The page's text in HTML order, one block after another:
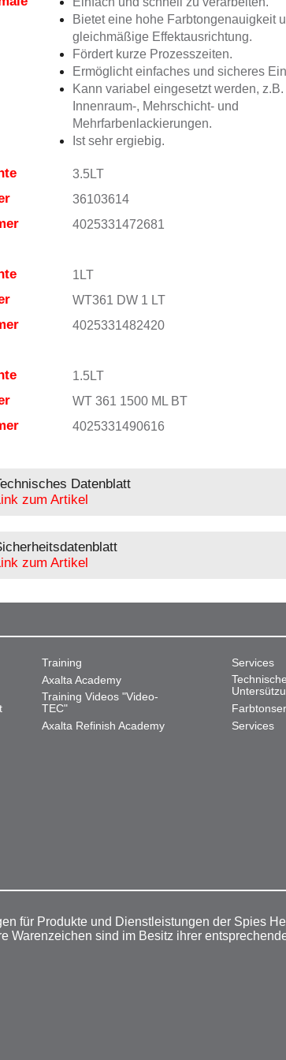
Bietet eine hohe Farbtongenauigkeit
gleichmäßige Effektausrichtung.
Fördert kurze Prozesszeiten.
Ermöglicht einfaches und sicheres
Kann variabel eingesetzt werden, z.B.
Innenraum-, Mehrschicht- und
Mehrfarbenlackierungen.
Ist sehr ergiebig.
3.5LT
36103614
4025331472681
1LT
WT361 DW 1 LT
4025331482420
1.5LT
WT 361 1500 ML BT
4025331490616
Datenblatt
zum Artikel
zum Artikel
Training
Axalta Academy
Training Videos "Video-
TEC"
Axalta Refinish Academy
Services
Technische
Services
für Produkte und Dienstleistungen der Spies
Warenzeichen sind im Besitz ihrer